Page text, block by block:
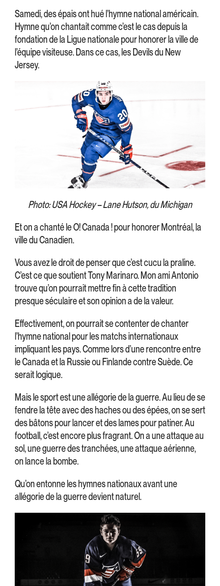
Samedi, des épais ont hué l’hymne national américain.
Hymne qu’on chantait comme c’est le cas depuis la
fondation de la Ligue nationale pour honorer la ville de
l’équipe visiteuse. Dans ce cas, les Devils du New
Jersey.
Photo: USA Hockey – Lane Hutson, du Michigan
Et on a chanté le O! Canada ! pour honorer Montréal, la
ville du Canadien.
Vous avez le droit de penser que c’est cucu la praline.
C’est ce que soutient Tony Marinaro. Mon ami Antonio
trouve qu’on pourrait mettre fin à cette tradition
presque séculaire et son opinion a de la valeur.
Effectivement, on pourrait se contenter de chanter
l’hymne national pour les matchs internationaux
impliquant les pays. Comme lors d’une rencontre entre
le Canada et la Russie ou Finlande contre Suède. Ce
serait logique.
Mais le sport est une allégorie de la guerre. Au lieu de se
fendre la tête avec des haches ou des épées, on se sert
des bâtons pour lancer et des lames pour patiner. Au
football, c’est encore plus fragrant. On a une attaque au
sol, une guerre des tranchées, une attaque aérienne,
on lance la bombe.
Qu’on entonne les hymnes nationaux avant une
allégorie de la guerre devient naturel.